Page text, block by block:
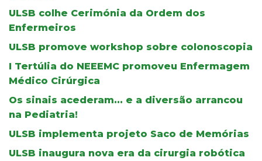
ULSB colhe Cerimónia da Ordem dos
Enfermeiros
ULSB promove workshop sobre colonoscopia
I Tertúlia do NEEEMC promoveu Enfermagem
Médico Cirúrgica
Os sinais acederam... e a diversão arrancou
na Pediatria!
ULSB implementa projeto Saco de Memórias
ULSB inaugura nova era da cirurgia robótica